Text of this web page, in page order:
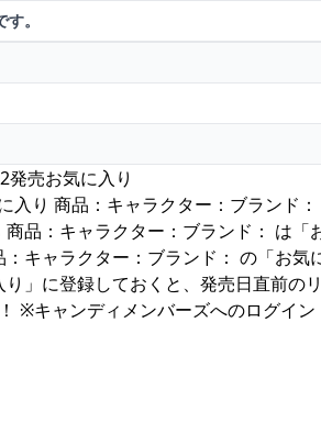
。
発売お気に入り
入り 商品：キャラクター：ブランド
品：キャラクター：ブランド： は「
キャラクター：ブランド： の「お気
」に登録しておくと、発売日直前の
※キャンディメンバーズへのログイン